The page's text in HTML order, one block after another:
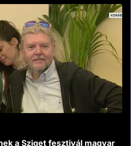
a Sziget fesztivál magyar